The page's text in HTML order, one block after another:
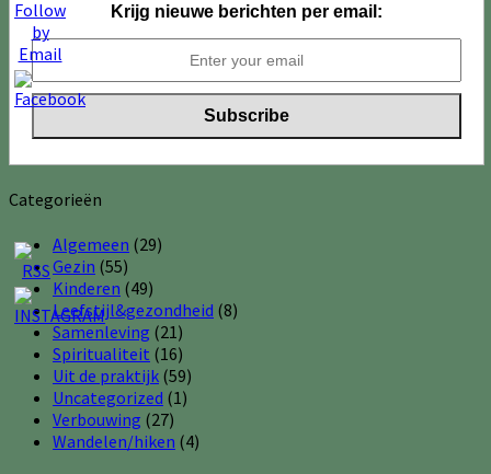
Krijg nieuwe berichten per email:
Categorieën
Algemeen (29)
Gezin (55)
Kinderen (49)
Leefstijl&gezondheid (8)
Samenleving (21)
Spiritualiteit (16)
Uit de praktijk (59)
Uncategorized (1)
Verbouwing (27)
Wandelen/hiken (4)